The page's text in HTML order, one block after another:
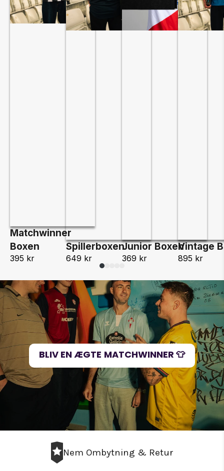
Matchwinner
Boxen
395 kr
Spillerboxen
649 kr
Junior Boxen
369 kr
Vintage
895 kr
BLIV EN ÆGTE MATCHWINNER 👕
Nem Ombytning & Retur